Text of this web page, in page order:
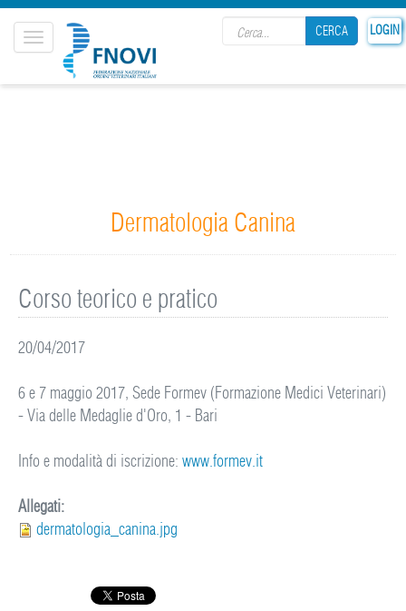
LOGIN
CERCA
Toggle
navigation
Dermatologia Canina
Corso teorico e pratico
20/04/2017
6 e 7 maggio 2017, Sede Formev (Formazione Medici Veterinari)
- Via delle Medaglie d'Oro, 1 - Bari
Info e modalità di iscrizione:www.formev.it
Allegati:
dermatologia_canina.jpg